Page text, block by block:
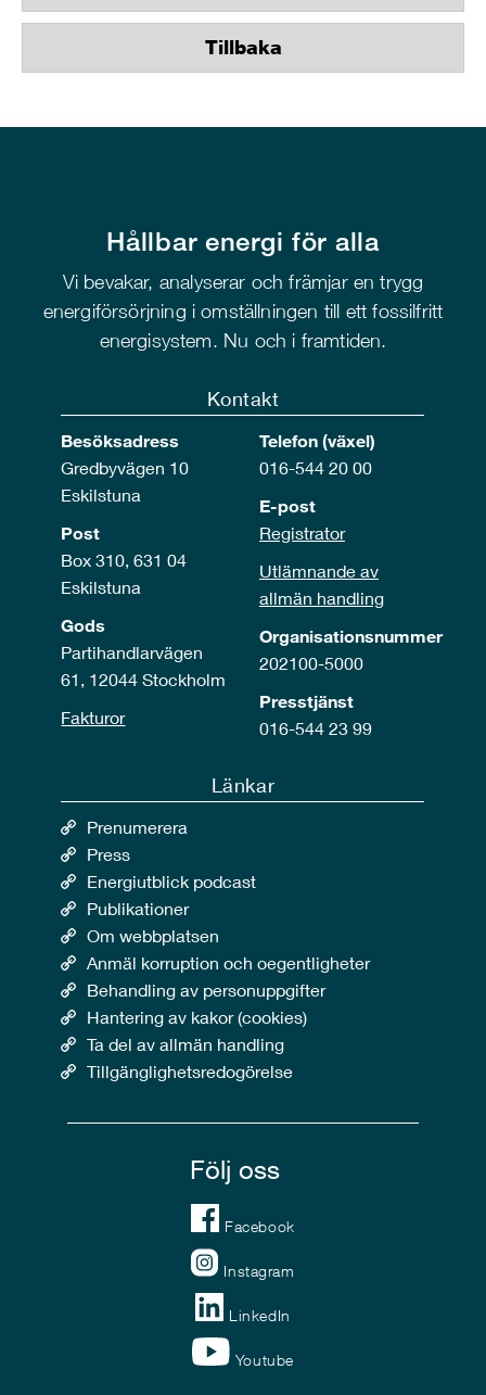
Tillbaka
Hållbar energi för alla
Vi bevakar, analyserar och främjar en trygg
energiförsörjning i omställningen till ett fossilfritt
energisystem. Nu och i framtiden.
Kontakt
Besöksadress
Gredbyvägen 10
Eskilstuna
Post
Box 310, 631 04
Eskilstuna
Gods
Partihandlarvägen
61, 12044 Stockholm
Fakturor
Telefon (växel)
016-544 20 00
E-post
Registrator
Utlämnande av
allmän handling
Organisationsnummer
202100-5000
Presstjänst
016-544 23 99
Länkar
Prenumerera
Press
Energiutblick podcast
Publikationer
Om webbplatsen
Anmäl korruption och oegentligheter
Behandling av personuppgifter
Hantering av kakor (cookies)
Ta del av allmän handling
Tillgänglighetsredogörelse
Följ oss
Facebook
Instagram
LinkedIn
Youtube